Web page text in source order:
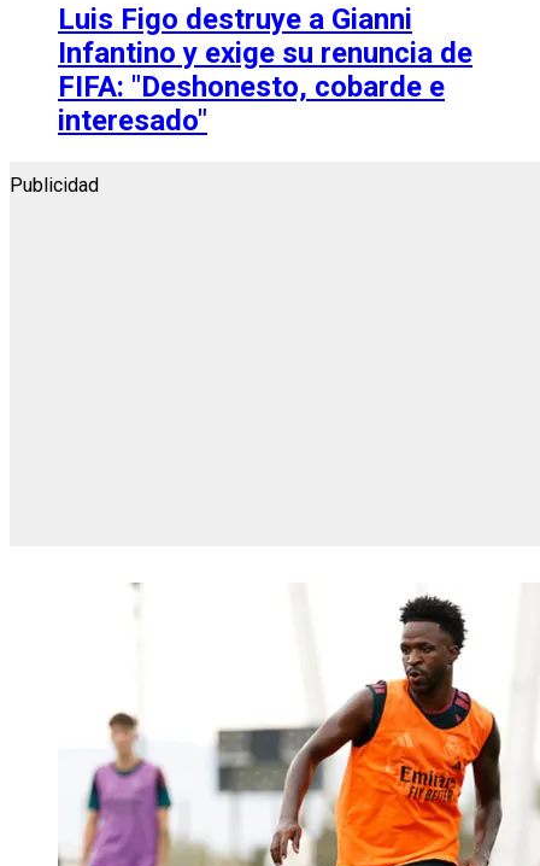
Luis Figo destruye a Gianni
Infantino y exige su renuncia de
FIFA: "Deshonesto, cobarde e
interesado"
Publicidad